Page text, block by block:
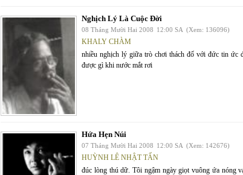
Nghịch Lý Là Cuộc Đời
08 Tháng Mười Hai 2008 12:00 SA (Xem: 136096)
KHALY CHÀM
nhiều nghịch lý giữa trò chơi thách đố với đức tin ức
được gì khi nước mắt rơi
Hứa Hẹn Núi
07 Tháng Mười Hai 2008 12:00 SA (Xem: 142676)
HUỲNH LÊ NHẬT TẤN
đúc lòng thú dữ. Tôi ngậm ngày giọt vuông ứa nóng